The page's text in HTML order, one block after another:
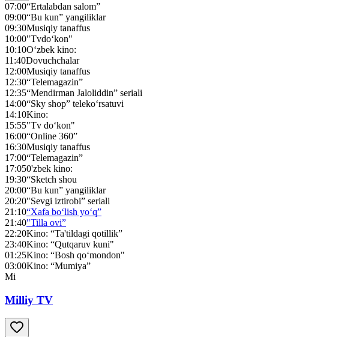
07:00“Ertalabdan salom”
09:00“Bu kun” yangiliklar
09:30Musiqiy tanaffus
10:00"Tvdo‘kon"
10:10O‘zbek kino:
11:40Dovuchchalar
12:00Musiqiy tanaffus
12:30“Telemagazin”
12:35“Mendirman Jaloliddin” seriali
14:00“Sky shop” teleko‘rsatuvi
14:10Kino:
15:55"Tv do‘kon"
16:00“Online 360”
16:30Musiqiy tanaffus
17:00“Telemagazin”
17:050'zbek kino:
19:30“Sketch shou
20:00“Bu kun” yangiliklar
20:20"Sevgi iztirobi” seriali
21:10“Xafa bo‘lish yo‘q”
21:40"Tilla ovi”
22:20Kino: “Ta'tildagi qotillik”
23:40Kino: “Qutqaruv kuni"
01:25Kino: “Bosh qo‘mondon"
03:00Kino: “Mumiya”
Mi
Milliy TV